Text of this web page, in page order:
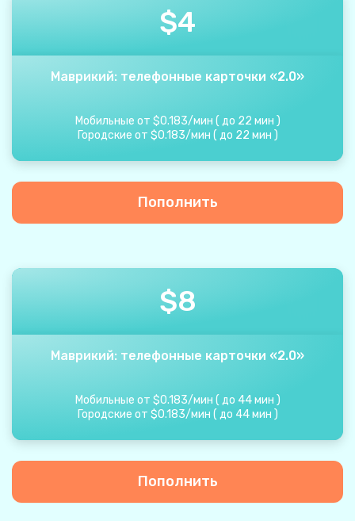
$4
Маврикий: телефонные карточки «2.0»
Мобильные от $0.183/мин ( до 22 мин )
Городские от $0.183/мин ( до 22 мин )
Пополнить
$8
Маврикий: телефонные карточки «2.0»
Мобильные от $0.183/мин ( до 44 мин )
Городские от $0.183/мин ( до 44 мин )
Пополнить